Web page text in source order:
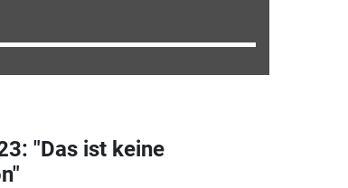
"Das ist keine